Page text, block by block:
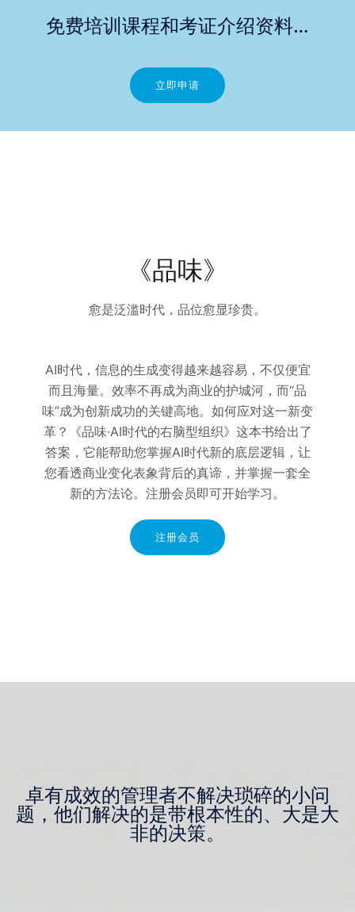
免费培训课程和考证介绍资料…
立即申请
《品味》
愈是泛滥时代，品位愈显珍贵。
AI时代，信息的生成变得越来越容易，不仅便宜
而且海量。效率不再成为商业的护城河，而“品
味”成为创新成功的关键高地。如何应对这一新变
革？《品味·AI时代的右脑型组织》这本书给出了
答案，它能帮助您掌握AI时代新的底层逻辑，让
您看透商业变化表象背后的真谛，并掌握一套全
新的方法论。注册会员即可开始学习。
注册会员
卓有成效的管理者不解决琐碎的小问
题，他们解决的是带根本性的、大是大
非的决策。